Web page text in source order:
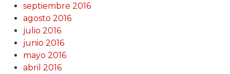
septiembre 2016
agosto 2016
julio 2016
junio 2016
mayo 2016
abril 2016